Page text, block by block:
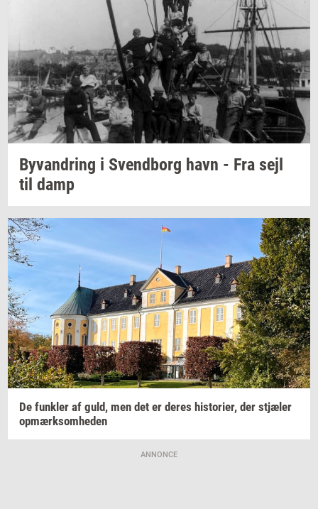
Byvan­dring i Svend­borg havn - Fra sejl
til damp
De funk­ler af guld, men det er deres hi­sto­ri­er, der stjæ­ler
op­mærk­som­he­den
ANNONCE